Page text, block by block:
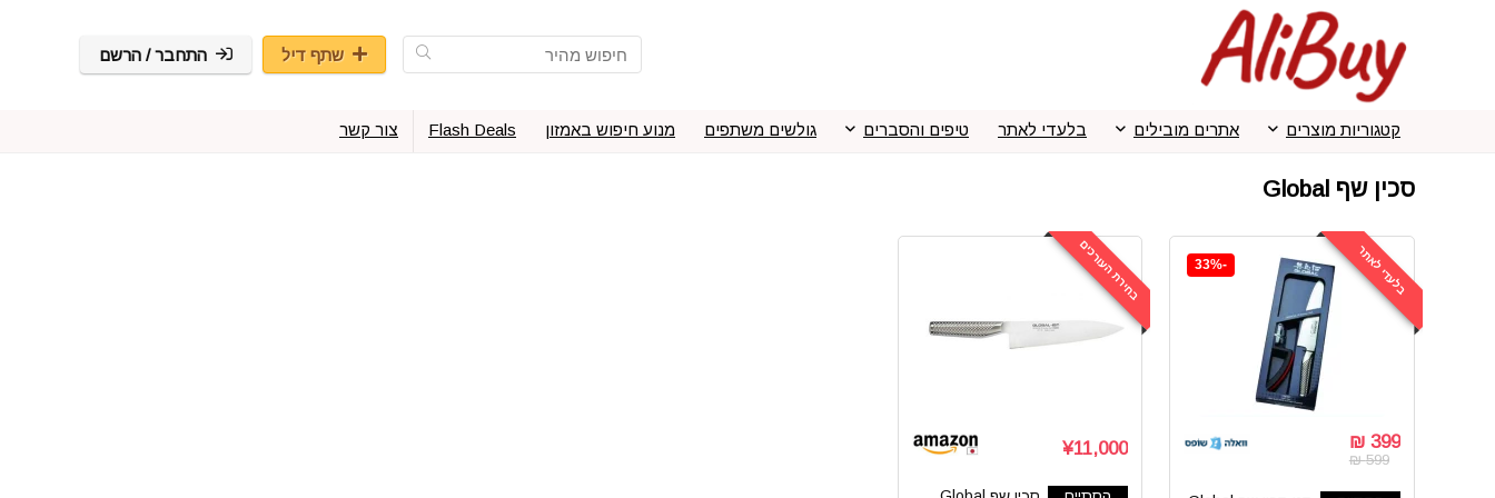
שתף דיל התחבר / הרשם
קטגוריות מוצרים אתרים מובילים בלעדי לאתר טיפים והסברים גולשים משתפים מנוע חיפוש באמזון Flash Deals צור קשר
סכין שף Global
בלעדי לאתר -33%
399 ₪
599 ₪
בחירת העורכים
¥11,000